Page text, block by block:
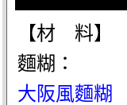
【材 料】
麵糊：
大阪風麵糊